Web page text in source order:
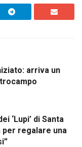
arriva un
‘Lupi’ di Santa
regalare una